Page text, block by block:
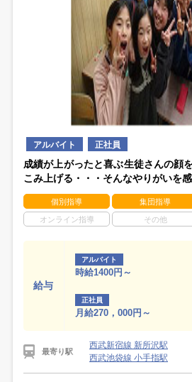
アルバイト 正社員
成績が上がったと喜ぶ生徒さんの顔
こみ上げる・・・そんなやりがいを
個別指導 集団指導
オンライン指導 その他
給与
アルバイト
時給1400円～
正社員
月給270，000円～
最寄り駅
西武新宿線 新所沢駅
西武池袋線 小手指駅